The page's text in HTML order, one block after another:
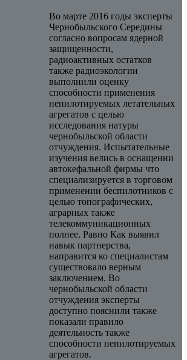
Во марте 2016 годы эксперты
Чернобыльского Середины
согласно вопросам ядерной
защищенности,
радиоактивных остатков
также радиоэкологии
выполнили оценку
способности применения
непилотируемых летательных
агрегатов с целью
исследования натуры
чернобыльской области
отчуждения. Испытательные
изучения велись в оснащении
автокефальной фирмы что
специализируется в торговом
применении беспилотников с
целью топографических,
аграрных также
телекоммуникационных
полнее. Равно Как выявил
навык партнерства,
направится ко специалистам
существовало верным
заключением. Во
чернобыльской области
отчуждения эксперты
доступно пояснили также
показали правило
деятельность также
способности непилотируемых
агрегатов.